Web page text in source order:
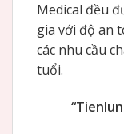
Medical đều
gia với độ an
các nhu cầu
tuổi.